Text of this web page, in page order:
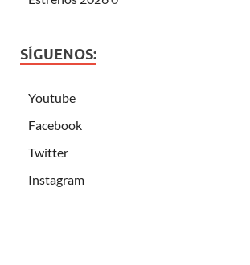
SÍGUENOS:
Youtube
Facebook
Twitter
Instagram